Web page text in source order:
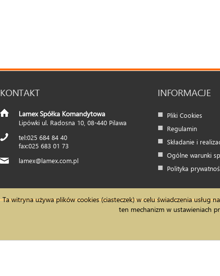
Ta witryna używa plików cookies (ciasteczek) w celu świadczenia
ten mechanizm w ustawieniach
KONTAKT
Lamex Spółka Komandytowa
Lipówki ul. Radosna 10 08-440 Pilawa
025 684 84 40
025 683 01 73
lamex@lamex.com.pl
INFORMACJE
Pliki Cookies
Regulamin
Składanie i
Ogólne warunki
Polityka